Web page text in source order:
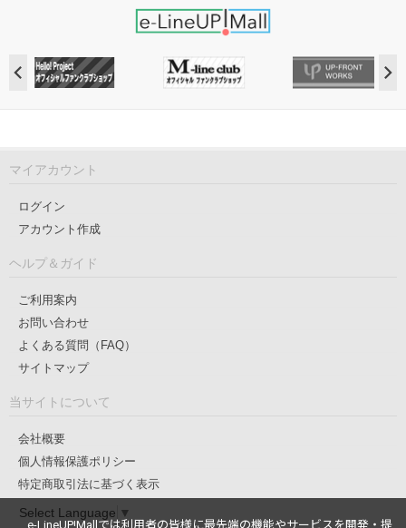
マイアカウント
ログイン
アカウント作成
ヘルプ＆ガイド
ご利用案内
お問い合わせ
よくある質問（FAQ）
サイトマップ
当サイトについて
会社概要
個人情報保護ポリシー
特定商取引法に基づく表示
Select Language ▼
e-LineUP!Mallでは利用者の皆様に最先端の機能やサービスを開発・提